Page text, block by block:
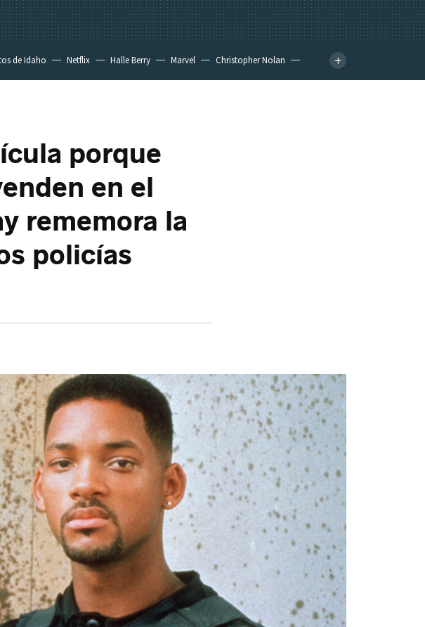
de Idaho Netflix Halle Berry Marvel
Christopher Nolan
porque
en el
rememora la
policías